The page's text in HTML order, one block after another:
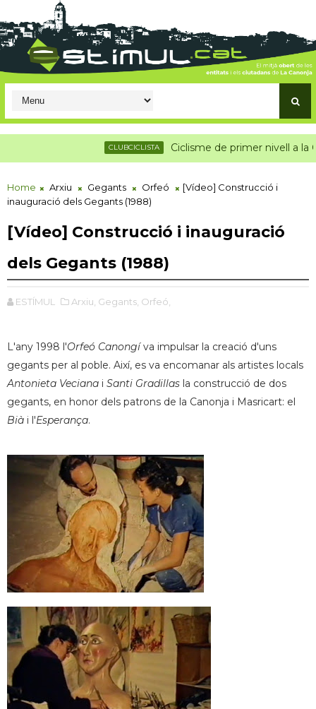
Ciclisme de primer nivell a la Canonja
Home Arxiu Gegants Orfeó
[Vídeo] Construcció i
inauguració dels Gegants (1988)
[Vídeo] Construcció i inauguració
dels Gegants (1988)
ESTÍMUL Arxiu, Gegants, Orfeó,
L'any 1998 l'Orfeó Canongíva impulsar la creació d'uns
gegants per al poble. Així, es va encomanar als artistes locals
Antonieta Veciana i Santi Gradillas la construcció de dos
gegants, en honor dels patrons de la Canonja i Masricart: el
Bià i l'Esperança.